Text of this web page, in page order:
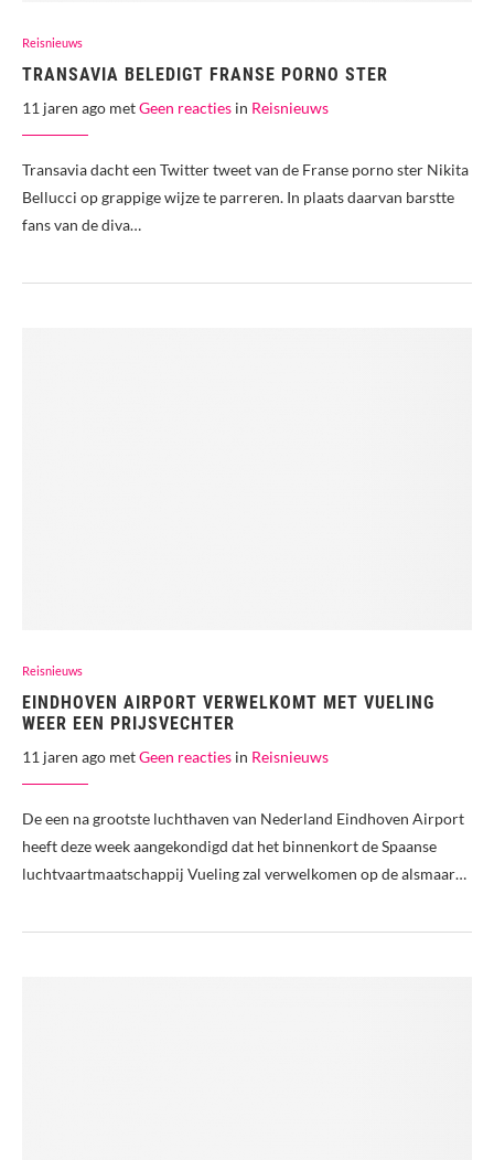
Reisnieuws
TRANSAVIA BELEDIGT FRANSE PORNO STER
11 jaren ago metGeen reacties in Reisnieuws
Transavia dacht een Twitter tweet van de Franse porno ster Nikita
Bellucci op grappige wijze te parreren. In plaats daarvan barstte
fans van de diva…
Reisnieuws
EINDHOVEN AIRPORT VERWELKOMT MET VUELING
WEER EEN PRIJSVECHTER
11 jaren ago metGeen reacties in Reisnieuws
De een na grootste luchthaven van Nederland Eindhoven Airport
heeft deze week aangekondigd dat het binnenkort de Spaanse
luchtvaartmaatschappij Vueling zal verwelkomen op de alsmaar…